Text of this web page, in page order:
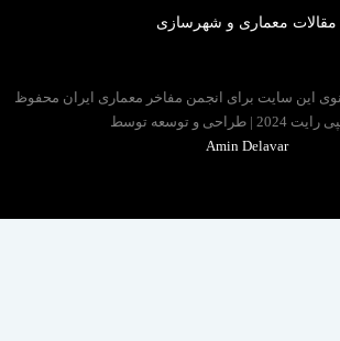
معماری و شهرسازی
برای انجمن مفاخر معماری ایران محفوظ
Amin Delavar